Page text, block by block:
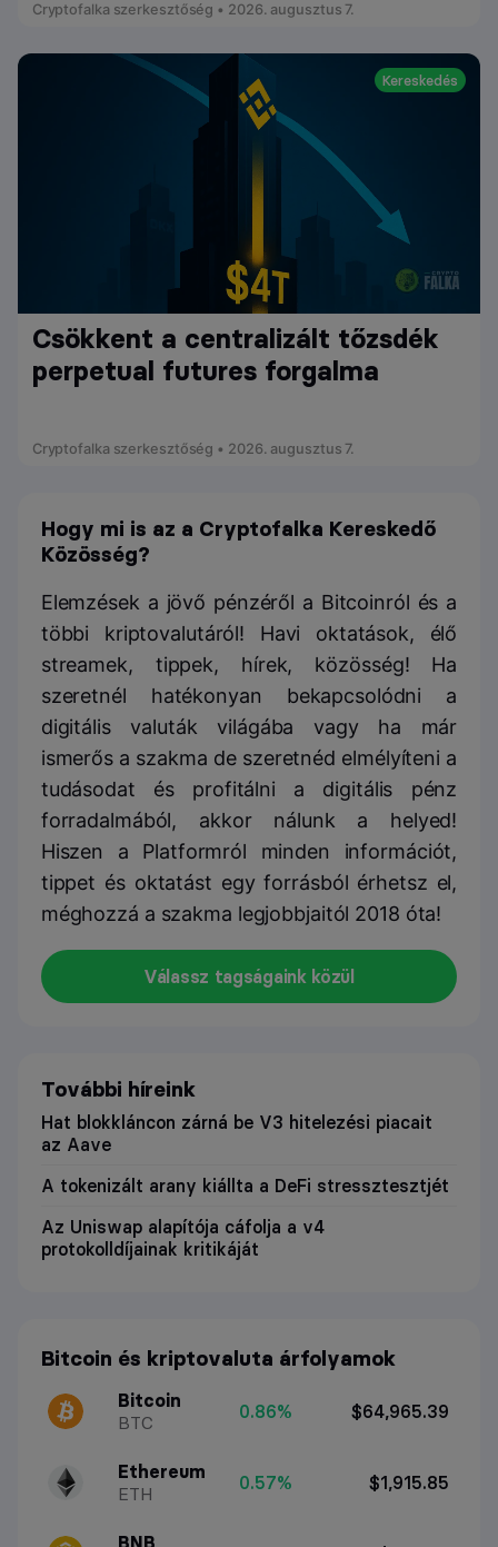
Cryptofalka szerkesztőség • 2026. augusztus 7.
Kereskedés
Csökkent a centralizált tőzsdék
perpetual futures forgalma
Cryptofalka szerkesztőség • 2026. augusztus 7.
Hogy mi is az a Cryptofalka Kereskedő
Közösség?
Elemzések a jövő pénzéről a Bitcoinról és a
többi kriptovalutáról! Havi oktatások, élő
streamek, tippek, hírek, közösség! Ha
szeretnél hatékonyan bekapcsolódni a
digitális valuták világába vagy ha már
ismerős a szakma de szeretnéd elmélyíteni a
tudásodat és profitálni a digitális pénz
forradalmából, akkor nálunk a helyed!
Hiszen a Platformról minden információt,
tippet és oktatást egy forrásból érhetsz el,
méghozzá a szakma legjobbjaitól 2018 óta!
Válassz tagságaink közül
További híreink
Hat blokkláncon zárná be V3 hitelezési piacait
az Aave
A tokenizált arany kiállta a DeFi stressztesztjét
Az Uniswap alapítója cáfolja a v4
protokolldíjainak kritikáját
Bitcoin és kriptovaluta árfolyamok
Bitcoin
BTC
0.86% $64,965.39
Ethereum
ETH
0.57% $1,915.85